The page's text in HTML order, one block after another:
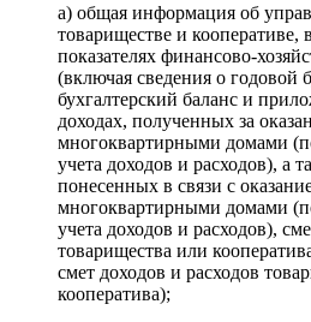
а) общая информация об
товариществе и
показателях финансово-
(включая сведения о годовой
бухгалтерский баланс и
доходах, полученных за
многоквартирными домами
учета доходов и расходов), а
понесенных в связи с
многоквартирными домами
учета доходов и расходов),
товарищества или
смет доходов и расходов
кооператива);